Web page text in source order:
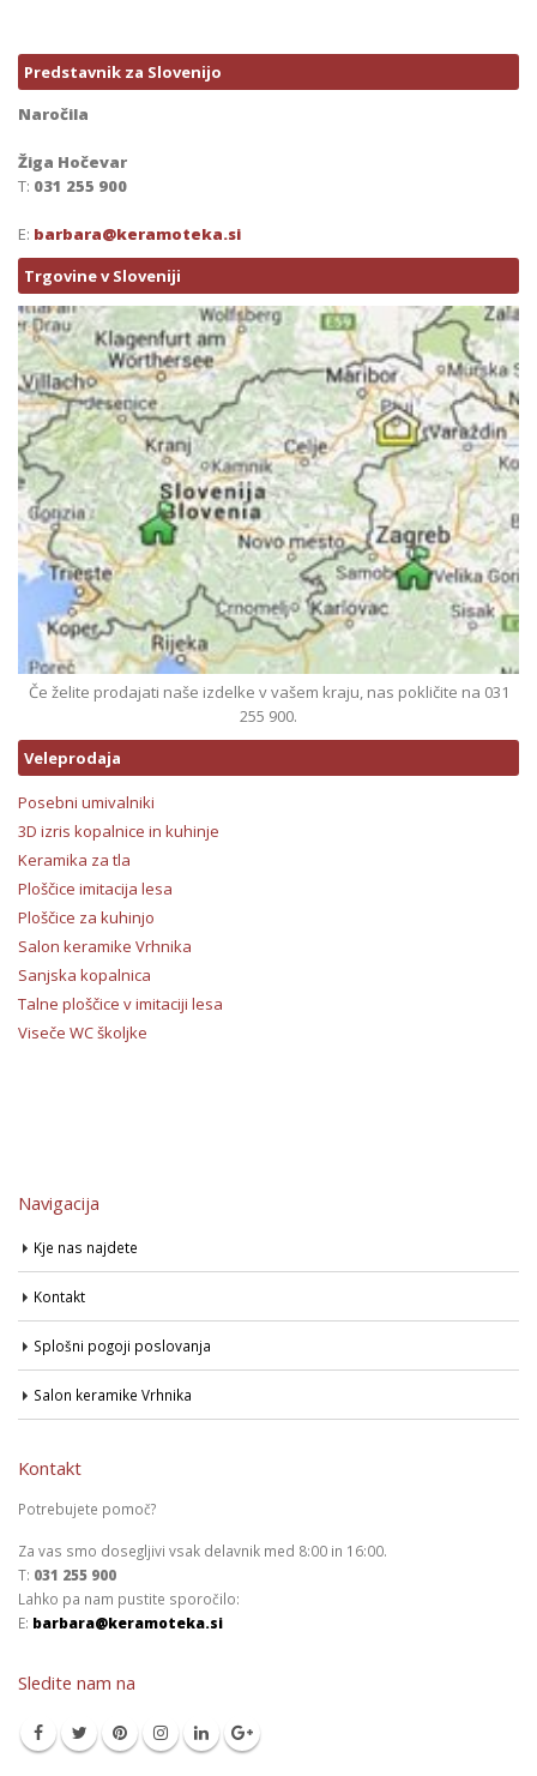
Predstavnik za Slovenijo
Naročila
Žiga Hočevar
T: 031 255 900
E: barbara@keramoteka.si
Trgovine v Sloveniji
Če želite prodajati naše izdelke v vašem kraju, nas pokličite na 031
255 900.
Veleprodaja
Posebni umivalniki
3D izris kopalnice in kuhinje
Keramika za tla
Ploščice imitacija lesa
Ploščice za kuhinjo
Salon keramike Vrhnika
Sanjska kopalnica
Talne ploščice v imitaciji lesa
Viseče WC školjke
Navigacija
Kje nas najdete
Kontakt
Splošni pogoji poslovanja
Salon keramike Vrhnika
Kontakt
Potrebujete pomoč?
Za vas smo dosegljivi vsak delavnik med 8:00 in 16:00.
T: 031 255 900
Lahko pa nam pustite sporočilo:
E: barbara@keramoteka.si
Sledite nam na